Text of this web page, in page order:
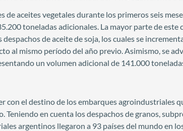
de aceites vegetales durante los primeros seis
toneladas adicionales. La mayor parte de este
de aceite de soja, los cuales se
al mismo período del año previo. Asimismo, se
un volumen adicional de 141.000
con el destino de los embarques agroindustriales
en cuenta los despachos de granos,
argentinos llegaron a 93 países del mundo en